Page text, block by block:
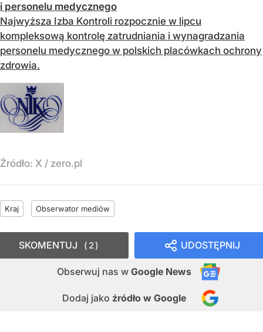
i personelu medycznego
Najwyższa Izba Kontroli rozpocznie w lipcu
kompleksową kontrolę zatrudniania i wynagradzania
personelu medycznego w polskich placówkach ochrony
zdrowia.
Źródło: X / zero.pl
Kraj Obserwator mediów
UDOSTĘPNIJ
Obserwuj nas w Google News
Dodaj jako źródło w Google
SKOMENTUJ 2